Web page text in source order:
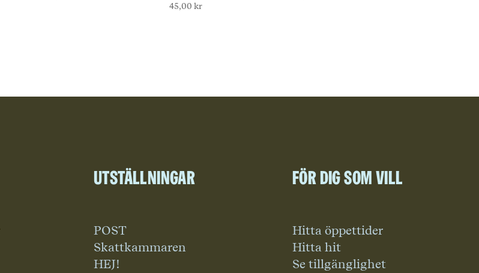
45,00 kr
Utställningar
POST
Skattkammaren
HEJ!
För dig som vill
Hitta öppettider
Hitta hit
Se tillgänglighet